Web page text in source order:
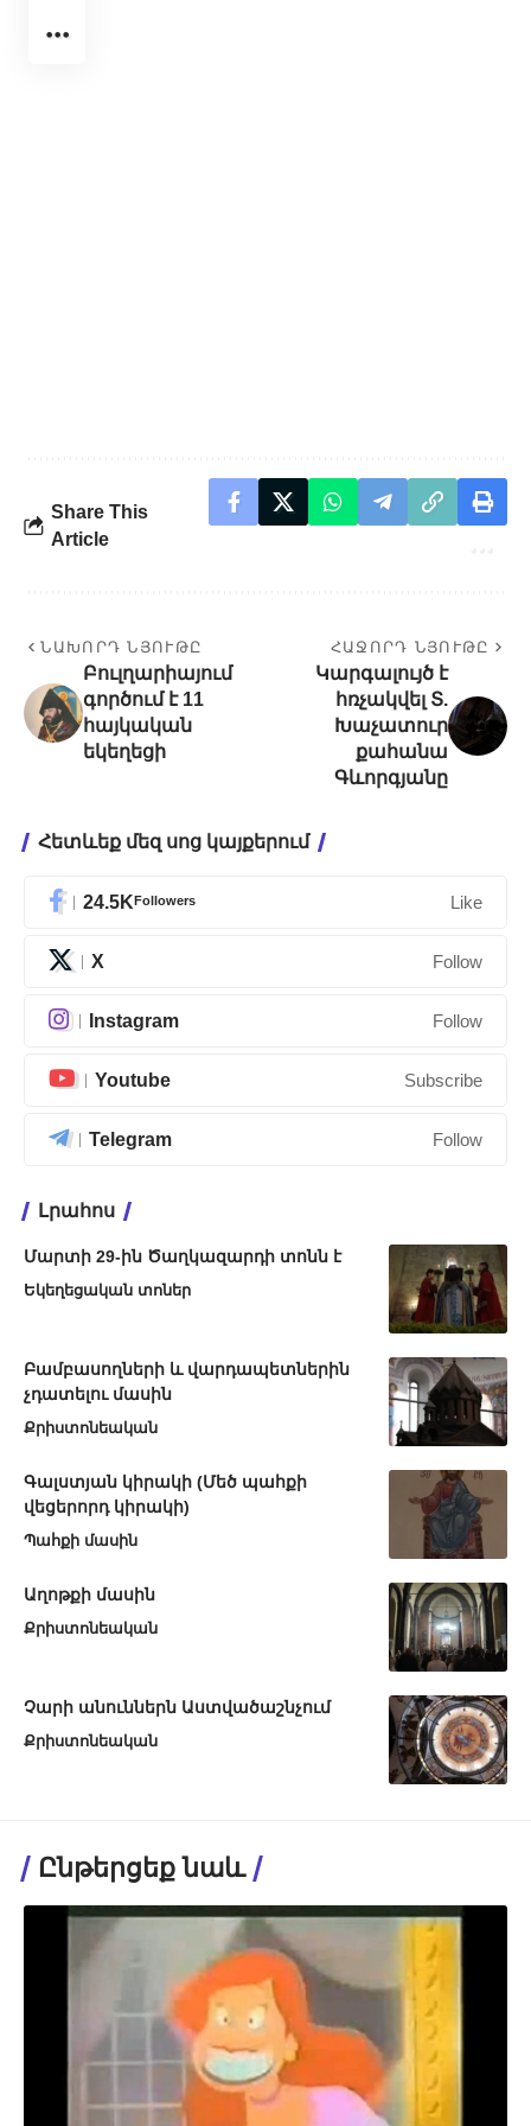
Share This
Article
ՆԱԽՈՐԴ ՆՅՈՒԹԸ
Բուլղարիայում
գործում է 11
հայկական
եկեղեցի
ՀԱՋՈՐԴ ՆՅՈՒԹԸ
Կարգալույծ է
հռչակվել Տ.
Խաչատուր
քահանա
Գևորգյանը
Հետևեք մեզ սոց կայքերում
24.5KFollowers Like
X Follow
Instagram Follow
Youtube Subscribe
Telegram Follow
Լրահոս
Մարտի 29-ին Ծաղկազարդի տոնն է
Եկեղեցական տոներ
Բամբասողների և վարդապետներին
չդատելու մասին
Քրիստոնեական
Գալստյան կիրակի (Մեծ պահքի
վեցերորդ կիրակի)
Պահքի մասին
Աղոթքի մասին
Քրիստոնեական
Չարի անուններն Աստվածաշնչում
Քրիստոնեական
Ընթերցեք նաև